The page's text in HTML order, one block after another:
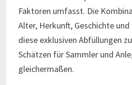
Faktoren umfasst. Die
Alter, Herkunft, Geschichte
diese exklusiven Abfüllungen
Schätzen für Sammler und
gleichermaßen.